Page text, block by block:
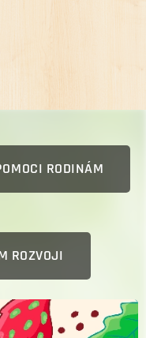
RODINÁM
ROZVOJI